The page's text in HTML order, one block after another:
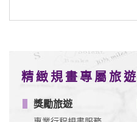
精緻規畫專屬旅遊
獎勵旅遊